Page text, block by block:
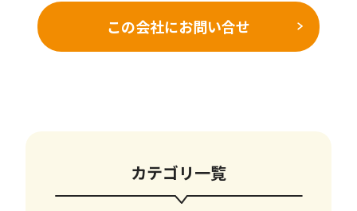
この会社にお問い合せ
カテゴリ一覧